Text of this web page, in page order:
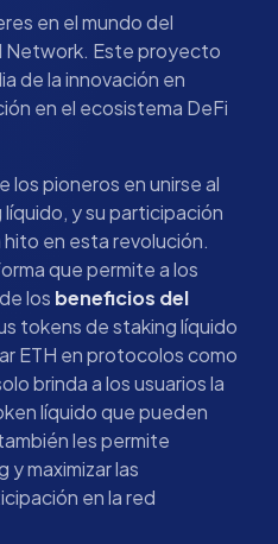
en el mundo del
Network. Este proyecto
de la innovación en
en el ecosistema DeFi
los pioneros en unirse al
y su participación
hito en esta revolución.
que permite a los
los beneficios del
tokens de staking líquido
ETH en protocolos como
brinda a los usuarios la
líquido que pueden
les permite
maximizar las
en la red